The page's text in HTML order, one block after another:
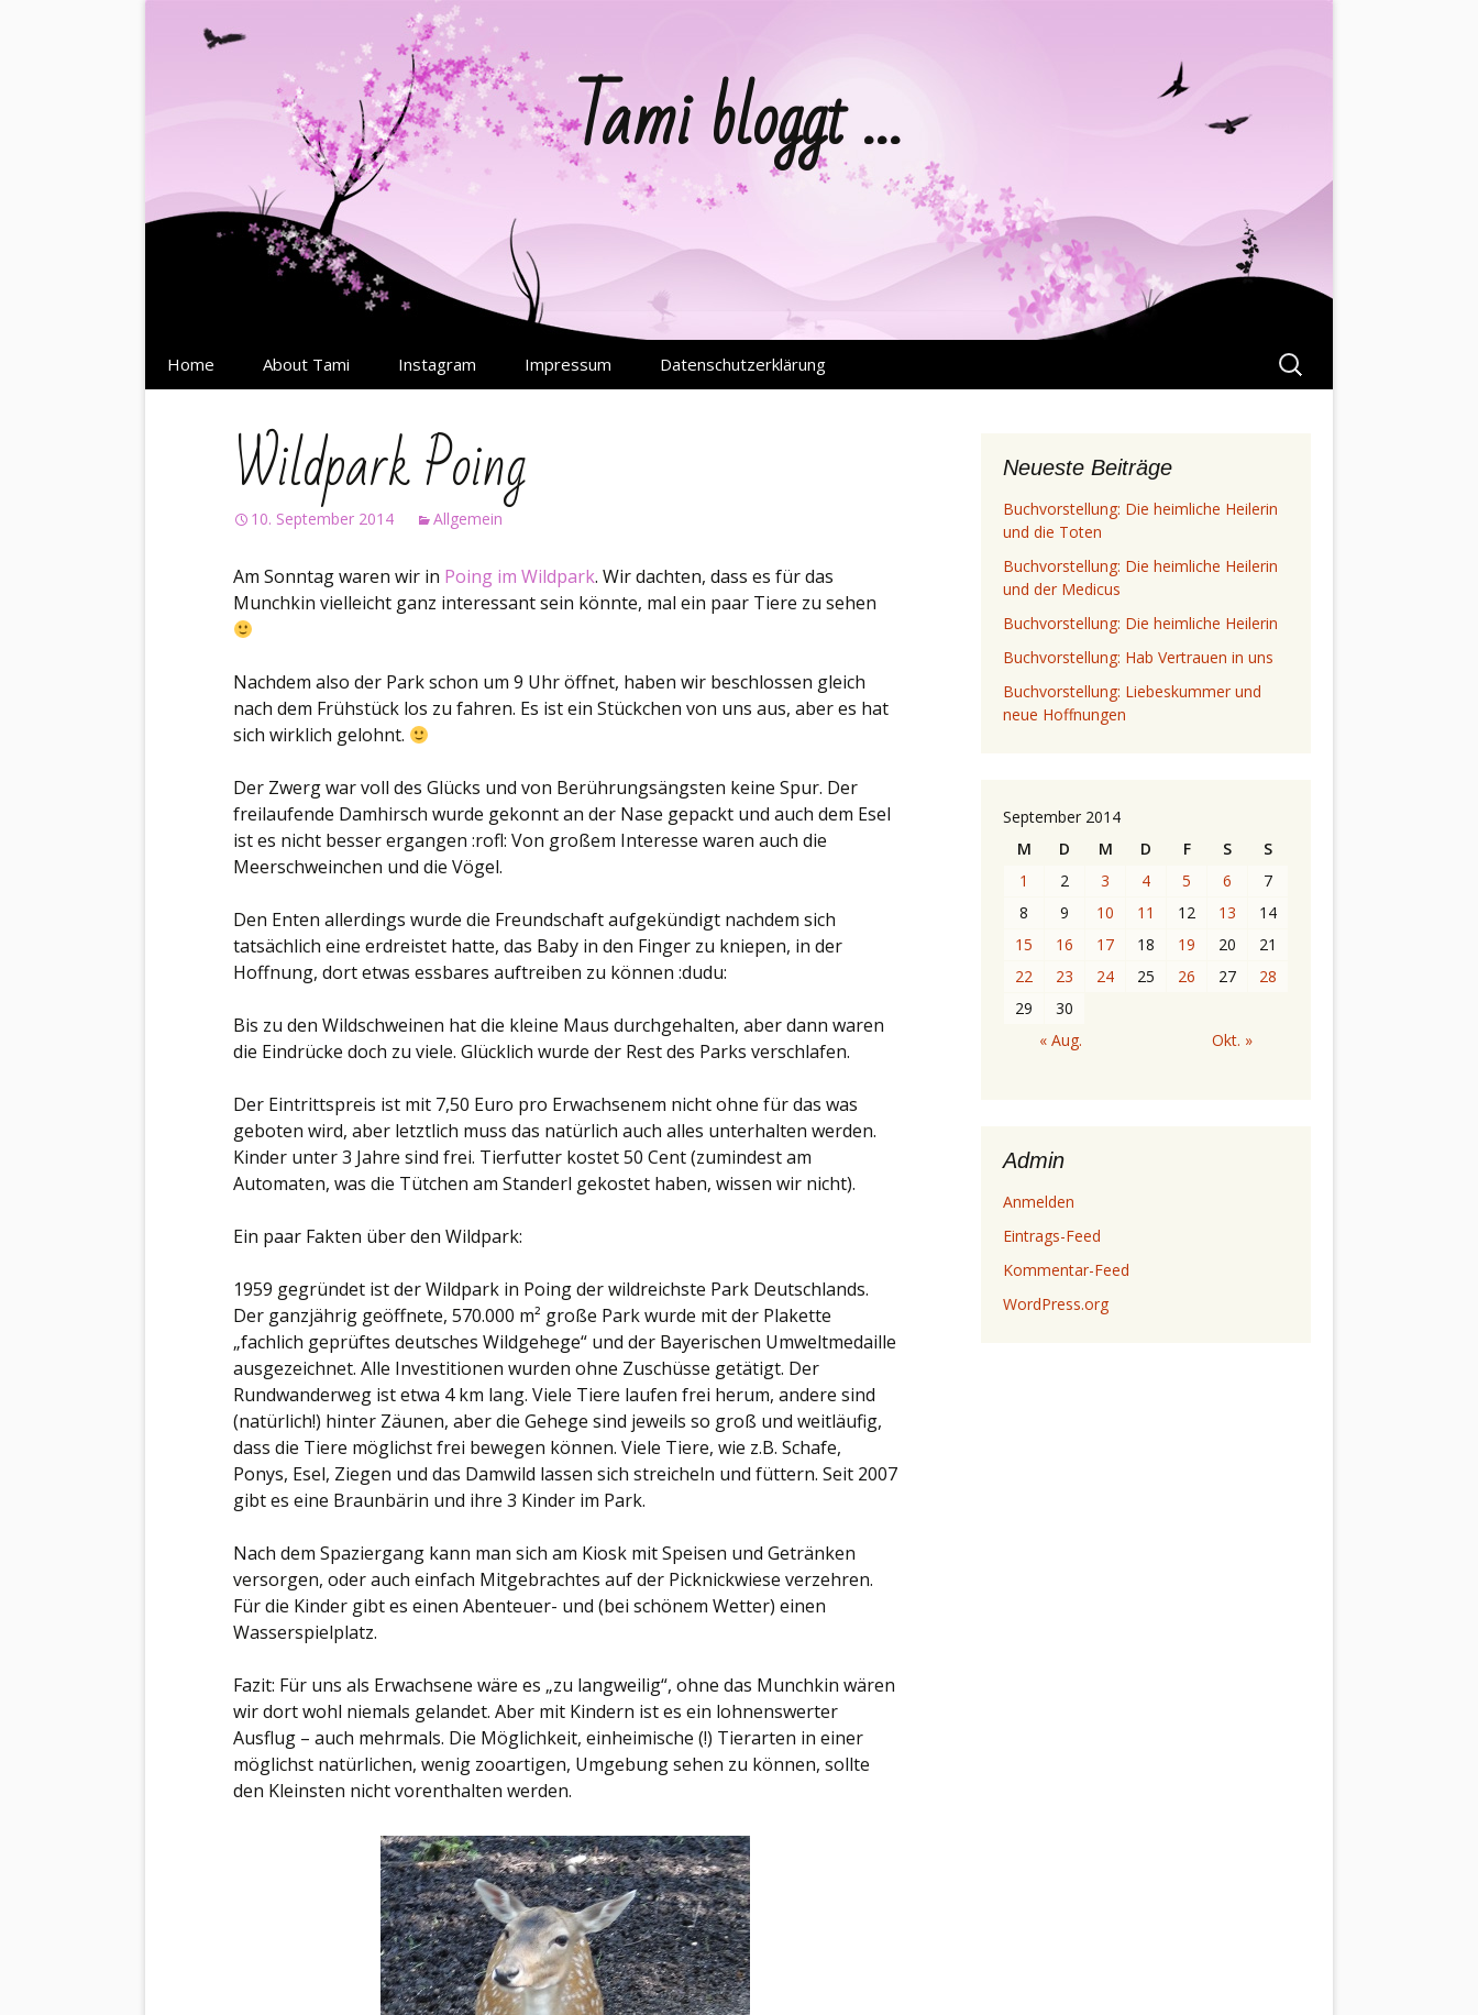
Tami bloggt …
zum
Home About Tami Instagram Impressum Datenschutzerklärung
Suchen
nach:
Wildpark Poing
10. September 2014 Allgemein
Am Sonntag waren wir in Poing im Wildpark. Wir dachten, dass es für das
Munchkin vielleicht ganz interessant sein könnte, mal ein paar Tiere zu sehen
Nachdem also der Park schon um 9 Uhr öffnet, haben wir beschlossen gleich
nach dem Frühstück los zu fahren. Es ist ein Stückchen von uns aus, aber es hat
sich wirklich gelohnt.
Der Zwerg war voll des Glücks und von Berührungsängsten keine Spur. Der
freilaufende Damhirsch wurde gekonnt an der Nase gepackt und auch dem Esel
ist es nicht besser ergangen :rofl: Von großem Interesse waren auch die
Meerschweinchen und die Vögel.
Den Enten allerdings wurde die Freundschaft aufgekündigt nachdem sich
tatsächlich eine erdreistet hatte, das Baby in den Finger zu kniepen, in der
Hoffnung, dort etwas essbares auftreiben zu können :dudu:
Bis zu den Wildschweinen hat die kleine Maus durchgehalten, aber dann waren
die Eindrücke doch zu viele. Glücklich wurde der Rest des Parks verschlafen.
Der Eintrittspreis ist mit 7,50 Euro pro Erwachsenem nicht ohne für das was
geboten wird, aber letztlich muss das natürlich auch alles unterhalten werden.
Kinder unter 3 Jahre sind frei. Tierfutter kostet 50 Cent (zumindest am
Automaten, was die Tütchen am Standerl gekostet haben, wissen wir nicht).
Ein paar Fakten über den Wildpark:
1959 gegründet ist der Wildpark in Poing der wildreichste Park Deutschlands.
Der ganzjährig geöffnete, 570.000 m² große Park wurde mit der Plakette
„fachlich geprüftes deutsches Wildgehege“ und der Bayerischen Umweltmedaille
ausgezeichnet. Alle Investitionen wurden ohne Zuschüsse getätigt. Der
Rundwanderweg ist etwa 4 km lang. Viele Tiere laufen frei herum, andere sind
(natürlich!) hinter Zäunen, aber die Gehege sind jeweils so groß und weitläufig,
dass die Tiere möglichst frei bewegen können. Viele Tiere, wie z.B. Schafe,
Ponys, Esel, Ziegen und das Damwild lassen sich streicheln und füttern. Seit 2007
gibt es eine Braunbärin und ihre 3 Kinder im Park.
Nach dem Spaziergang kann man sich am Kiosk mit Speisen und Getränken
versorgen, oder auch einfach Mitgebrachtes auf der Picknickwiese verzehren.
Für die Kinder gibt es einen Abenteuer- und (bei schönem Wetter) einen
Wasserspielplatz.
Fazit: Für uns als Erwachsene wäre es „zu langweilig“, ohne das Munchkin wären
wir dort wohl niemals gelandet. Aber mit Kindern ist es ein lohnenswerter
Ausflug – auch mehrmals. Die Möglichkeit, einheimische (!) Tierarten in einer
möglichst natürlichen, wenig zooartigen, Umgebung sehen zu können, sollte
den Kleinsten nicht vorenthalten werden.
Neueste Beiträge
Buchvorstellung: Die heimliche Heilerin
und die Toten
Buchvorstellung: Die heimliche Heilerin
und der Medicus
Buchvorstellung: Die heimliche Heilerin
Buchvorstellung: Hab Vertrauen in uns
Buchvorstellung: Liebeskummer und
neue Hoffnungen
September 2014
M
D M D F S
S
1
2 3 4 5 6
7
8
9 10 11 12 13
14
15
16 17 18 19 20
21
22
23 24 25 26 27
28
29
30
« Aug.
Okt. »
Admin
Anmelden
Eintrags-Feed
Kommentar-Feed
WordPress.org